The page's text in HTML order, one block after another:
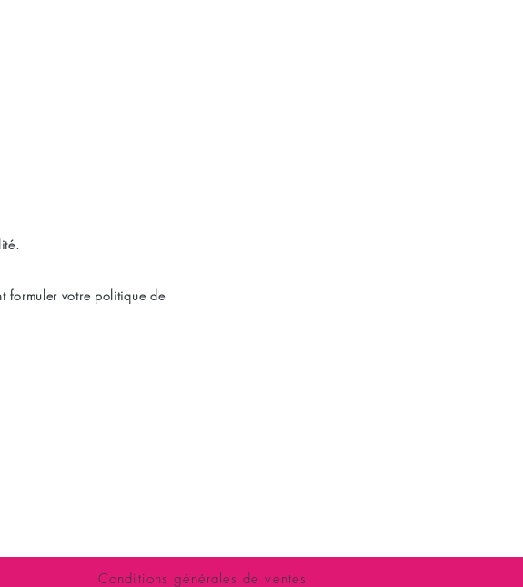
formuler votre politique de
Conditions générales de ventes